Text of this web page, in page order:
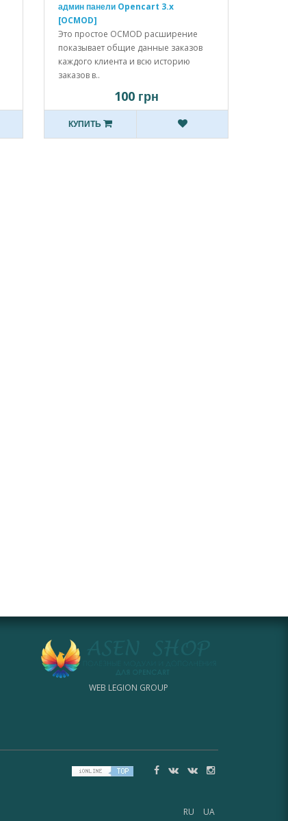
админ панели Opencart 3.x
[OCMOD]
Это простое OCMOD расширение
показывает общие данные заказов
каждого клиента и всю историю
заказов в..
100 грн
КУПИТЬ
WEB LEGION GROUP
RU
UA